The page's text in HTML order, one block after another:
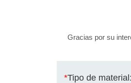
Gracias por su
*Tipo de material: